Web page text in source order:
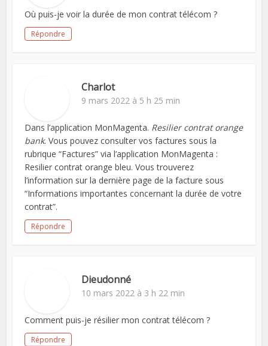
Où puis-je voir la durée de mon contrat télécom ?
Répondre
Charlot
9 mars 2022 à 5 h 25 min
Dans l’application MonMagenta. Resilier contrat orange
bank. Vous pouvez consulter vos factures sous la
rubrique “Factures” via l’application MonMagenta :
Resilier contrat orange bleu. Vous trouverez
l’information sur la dernière page de la facture sous
“Informations importantes concernant la durée de votre
contrat”.
Répondre
Dieudonné
10 mars 2022 à 3 h 22 min
Comment puis-je résilier mon contrat télécom ?
Répondre